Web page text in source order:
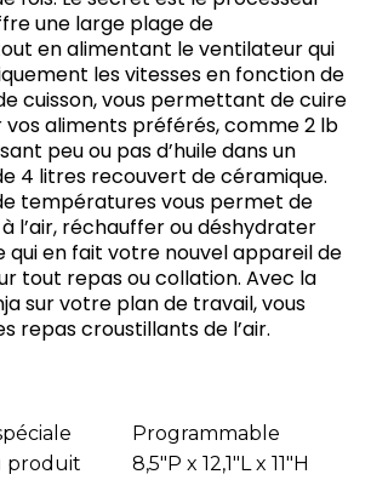
une large plage de
en alimentant le ventilateur qui
les vitesses en fonction de
cuisson, vous permettant de cuire
aliments préférés, comme 2 lb
peu ou pas d’huile dans un
4 litres recouvert de céramique.
températures vous permet de
l’air, réchauffer ou déshydrater
qui en fait votre nouvel appareil de
tout repas ou collation. Avec la
sur votre plan de travail, vous
repas croustillants de l’air.
Programmable
produit
8,5″P x 12,1″L x 11″H